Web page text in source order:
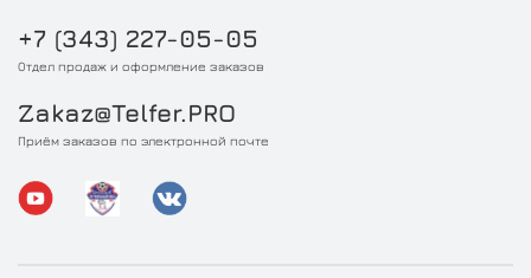
+7 (343) 227-05-05
Отдел продаж и оформление заказов
Zakaz@Telfer.PRO
Приём заказов по электронной почте